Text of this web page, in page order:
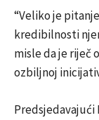
“Veliko je
kredibilnosti
misle da je riječ
ozbiljnoj
Predsjedavajući